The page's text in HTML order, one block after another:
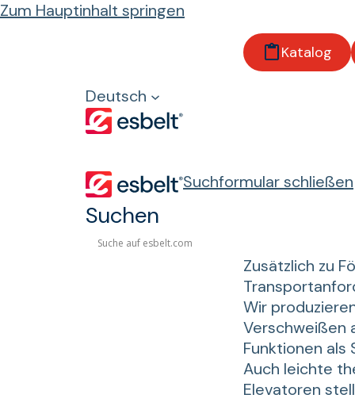
Zum Hauptinhalt springen
Katalog
Deutsch
Suchformular schließen
Suchen
Zubehör
Zubehör
Zusätzlich zu
Wir
Verschweißen
Funktionen als
Auch leichte
Elevatoren